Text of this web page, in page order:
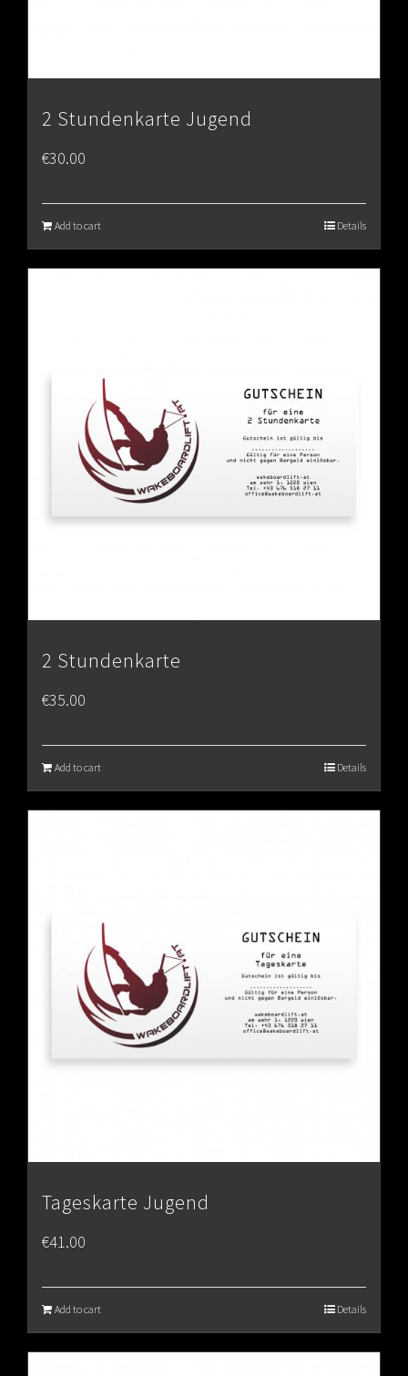
2 Stundenkarte Jugend
€30.00
Add to cart Details
2 Stundenkarte
€35.00
Add to cart Details
Tageskarte Jugend
€41.00
Add to cart Details